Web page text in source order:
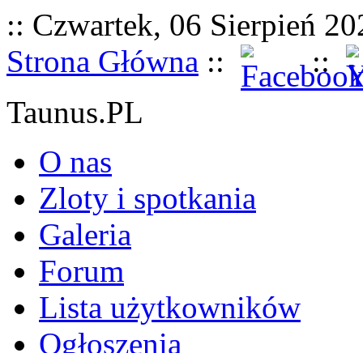
:: Czwartek, 06 Sierpień
Strona Główna ::
::
Taunus.PL
O nas
Zloty i spotkania
Galeria
Forum
Lista użytkowników
Ogłoszenia